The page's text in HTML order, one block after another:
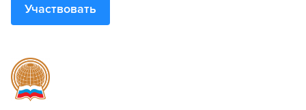
Участвовать